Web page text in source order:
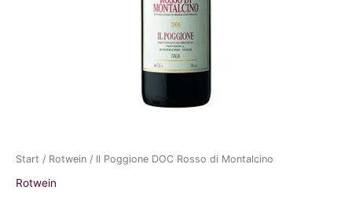
Start / Rotwein / Il Poggione DOC Rosso di Montalcino
Rotwein